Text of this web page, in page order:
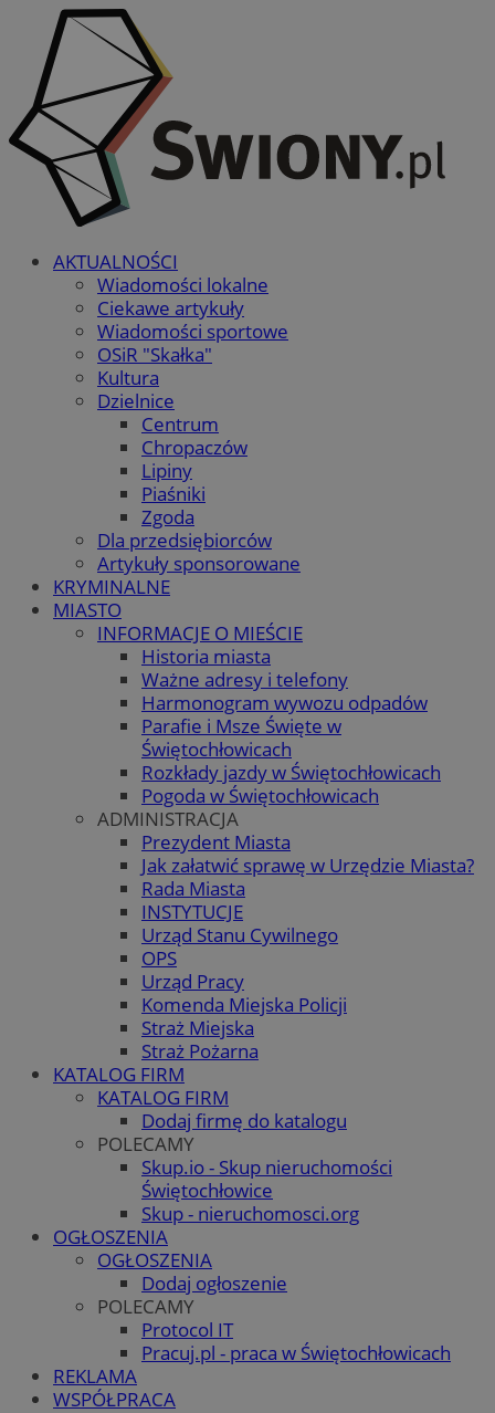
AKTUALNOŚCI
Wiadomości lokalne
Ciekawe artykuły
Wiadomości sportowe
OSiR "Skałka"
Kultura
Dzielnice
Centrum
Chropaczów
Lipiny
Piaśniki
Zgoda
Dla przedsiębiorców
Artykuły sponsorowane
KRYMINALNE
MIASTO
INFORMACJE O MIEŚCIE
Historia miasta
Ważne adresy i telefony
Harmonogram wywozu odpadów
Parafie i Msze Święte w
Świętochłowicach
Rozkłady jazdy w Świętochłowicach
Pogoda w Świętochłowicach
ADMINISTRACJA
Prezydent Miasta
Jak załatwić sprawę w Urzędzie Miasta?
Rada Miasta
INSTYTUCJE
Urząd Stanu Cywilnego
OPS
Urząd Pracy
Komenda Miejska Policji
Straż Miejska
Straż Pożarna
KATALOG FIRM
KATALOG FIRM
Dodaj firmę do katalogu
POLECAMY
Skup.io - Skup nieruchomości
Świętochłowice
Skup - nieruchomosci.org
OGŁOSZENIA
OGŁOSZENIA
Dodaj ogłoszenie
POLECAMY
Protocol IT
Pracuj.pl - praca w Świętochłowicach
REKLAMA
WSPÓŁPRACA